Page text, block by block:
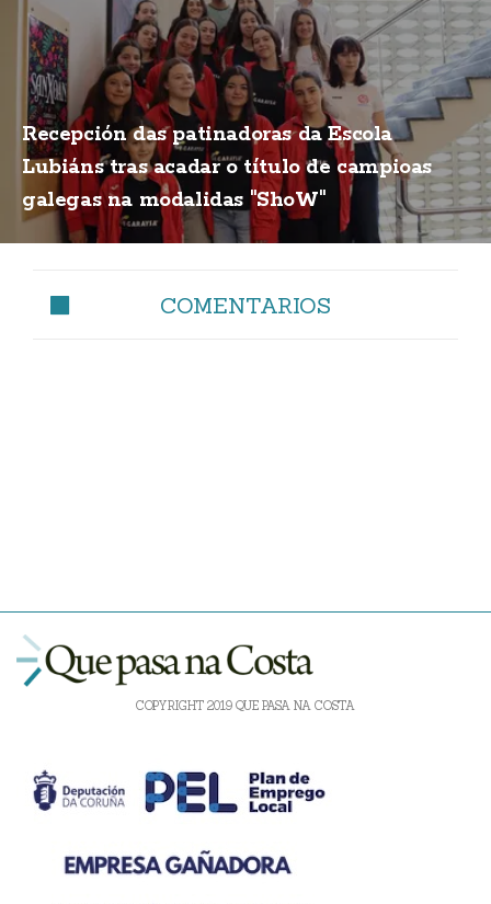
Recepción das patinadoras da Escola
Lubiáns tras acadar o título de campioas
galegas na modalidas "ShoW"
COMENTARIOS
COPYRIGHT 2019 QUE PASA NA COSTA